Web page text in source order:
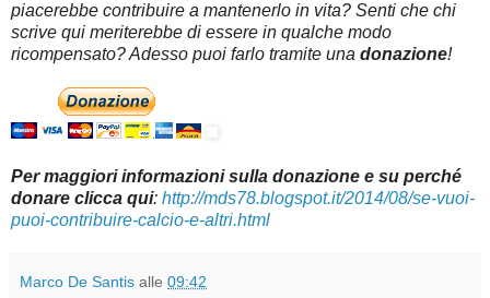
piacerebbe contribuire a mantenerlo in vita? Senti che chi
scrive qui meriterebbe di essere in qualche modo
ricompensato? Adesso puoi farlo tramite una donazione!
Per maggiori informazioni sulla donazione e su perché
donare clicca qui: http://mds78.blogspot.it/2014/08/se-vuoi-
puoi-contribuire-calcio-e-altri.html
Marco De Santis alle 09:42